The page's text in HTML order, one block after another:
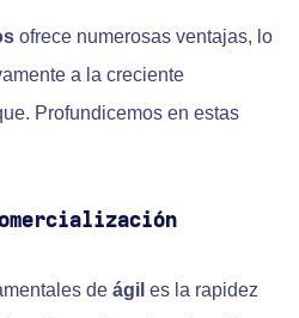
ofrece numerosas ventajas, lo
a la creciente
Profundicemos en estas
de ágil es la rapidez